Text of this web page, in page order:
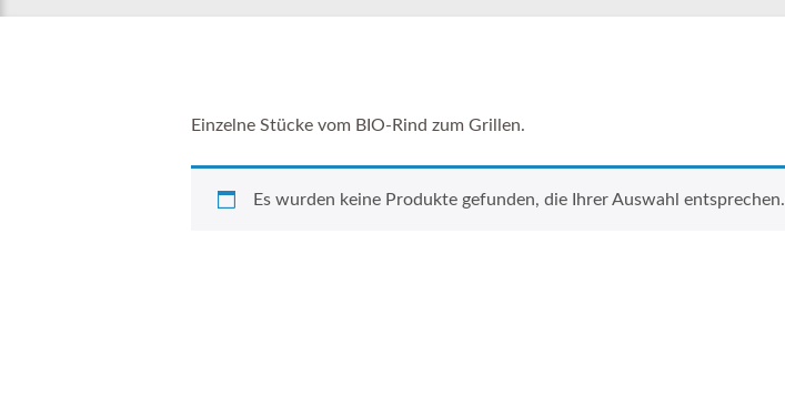
Einzelne Stücke vom BIO-Rind zum Grillen.
Es wurden keine Produkte gefunden, die Ihrer Auswahl entsprechen.